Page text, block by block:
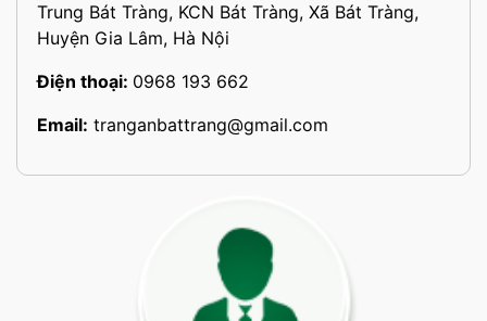
Trung Bát Tràng, KCN Bát Tràng, Xã Bát Tràng,
Huyện Gia Lâm, Hà Nội
Điện thoại: 0968 193 662
Email: tranganbattrang@gmail.com